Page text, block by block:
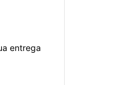
entrega